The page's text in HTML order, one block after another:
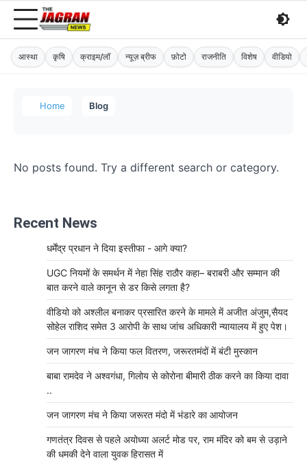
आस्था कृषि क्राइम/लॉ न्यूज़ ब्रीफ फ़ोटो राजनीति विशेष वीडियो
Home Blog
No posts found. Try a different search or category.
Recent News
धर्मेंद्र प्रधान ने दिया इस्तीफा - आगे क्या?
UGC नियमों के समर्थन में नेहा सिंह राठौर कहा– बराबरी और सम्मान की
बात करने वाले कानून से डर किसे लगता है?
वीडियो को अश्लील बनाकर प्रसारित करने के मामले में अजीत अंजुम,सैयद
सोहेल राशिद समेत 3 आरोपी के साथ जांच अधिकारी न्यायालय में हुए पेश।
जन जागरण मंच ने किया फल वितरण, जरूरतमंदों में बंटी मुस्कान
बाबा रामदेव ने अश्वगंधा, गिलोय से कोरोना बीमारी ठीक करने का किया दावा
..
जन जागरण मंच ने किया जरूरत मंदो में भंडारे का आयोजन
गणतंत्र दिवस से पहले अयोध्या अलर्ट मोड पर, राम मंदिर को बम से उड़ाने
की धमकी देने वाला युवक हिरासत में